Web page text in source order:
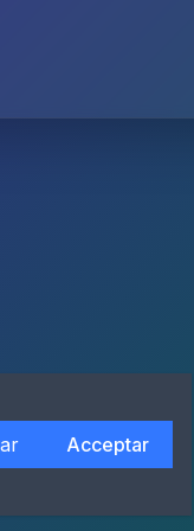
Acceptar